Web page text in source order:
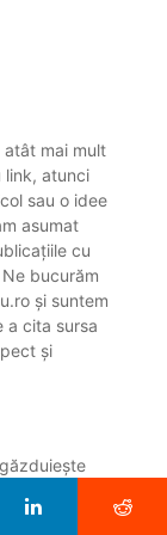
mai mult
link, atunci
sau o idee
asumat
cu
bucurăm
și suntem
a cita sursa
și
cine și